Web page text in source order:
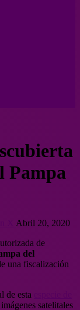
Pampa
Abril 20, 2020
de
del
una fiscalización
de esta
satelitales